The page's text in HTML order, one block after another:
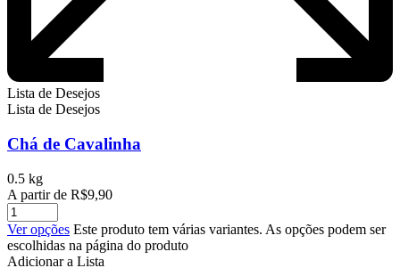
Lista de Desejos
Lista de Desejos
Chá de Cavalinha
0.5 kg
A partir de R$9,90
Ver opções Este produto tem várias variantes. As opções podem ser
escolhidas na página do produto
Adicionar a Lista